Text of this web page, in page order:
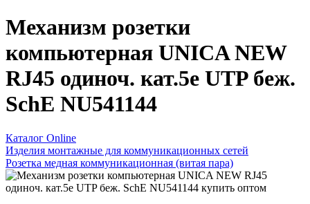
Механизм розетки
компьютерная UNICA NEW
RJ45 одиноч. кат.5е UTP беж.
SchE NU541144
Каталог Online
Изделия монтажные для коммуникационных сетей
Розетка медная коммуникационная (витая пара)